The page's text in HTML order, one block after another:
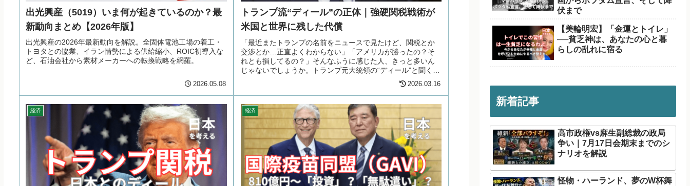
出光興産（5019）いま何が起きているのか？最
新動向まとめ【2026年版】
出光興産の2026年最新動向を解説。全固体電池工場の着工・
トヨタとの協業、イラン情勢による供給縮小、ROIC初導入な
ど、石油会社から素材メーカーへの転換戦略を網羅。
2026.05.08
トランプ流“ディール”の正体｜強硬関税戦術が
米国と世界に残した代償
「最近またトランプの名前をニュースで見たけど、関税とか
交渉とか…正直よくわからない」「アメリカが勝ったの？そ
れとも損してるの？」そんなふうに感じた人、きっと多いん
じゃないでしょうか。トランプ元大統領の“ディール”と聞く
2026.03.16
経済 経済
伏まで
【美輪明宏】「金運とトイレ」
──貧乏神は、あなたの心と暮
らしの乱れに宿る
新着記事
高市政権vs麻生副総裁の政局
争い｜7月17日会期末までのシ
ナリオを解説
怪物・ハーランド、夢のW杯舞